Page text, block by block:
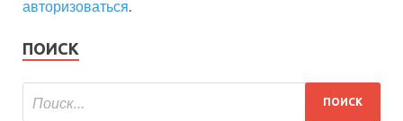
авторизоваться.
ПОИСК